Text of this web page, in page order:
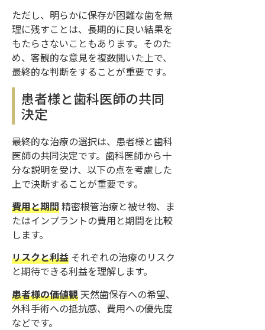
ただし、明らかに保存が困難な歯を無
理に残すことは、長期的に良い結果を
もたらさないこともあります。そのた
め、客観的な意見を複数聞いた上で、
最終的な判断をすることが重要です。
患者様と歯科医師の共同
決定
最終的な治療の選択は、患者様と歯科
医師の共同決定です。歯科医師から十
分な説明を受け、以下の点を考慮した
上で決断することが重要です。
費用と期間精密根管治療と被せ物、ま
たはインプラントの費用と期間を比較
します。
リスクと利益 それぞれの治療のリスク
と期待できる利益を理解します。
患者様の価値観天然歯保存への希望、
外科手術への抵抗感、費用への優先度
などです。